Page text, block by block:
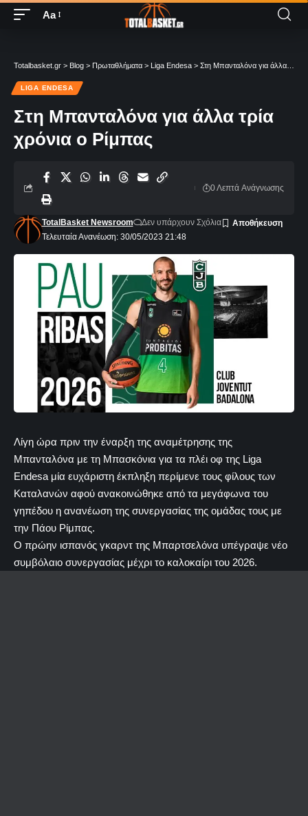
Aa
Totalbasket.gr > Blog > Πρωταθλήματα > Liga Endesa > Στη Μπανταλόνα για άλλα τρία χρόνια ο Ρίμπας
LIGA ENDESA
Στη Μπανταλόνα για άλλα τρία
χρόνια ο Ρίμπας
Τελευταία Ανανέωση: 30/05/2023 21:48
TotalBasket Newsroom Δεν υπάρχουν Σχόλια
0 Λεπτά Aνάγνωσης
Λίγη ώρα πριν την έναρξη της αναμέτρησης της
Μπανταλόνα με τη Μπασκόνια για τα πλέι οφ της Liga
Endesa μία ευχάριστη έκπληξη περίμενε τους φίλους των
Καταλανών αφού ανακοινώθηκε από τα μεγάφωνα του
γηπέδου η ανανέωση της συνεργασίας της ομάδας τους με
την Πάου Ρίμπας.
Ο πρώην ισπανός γκαρντ της Μπαρτσελόνα υπέγραψε νέο
συμβόλαιο συνεργασίας μέχρι το καλοκαίρι του 2026.